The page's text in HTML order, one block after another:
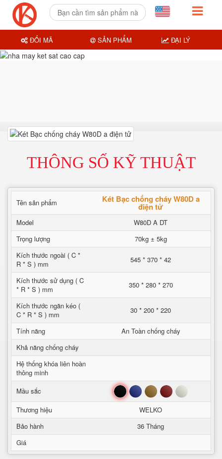
THÔNG SỐ KỸ THUẬT
Tên sản phẩm Két Bạc chống cháy W80D a
điện tử
Model
W80D A DT
Trọng lượng
70kg ± 5kg
Kích thước ngoài ( C *
R * S ) mm
545 * 370 * 42
Kích thước sử dụng ( C
* R * S ) mm
350 * 280 * 270
Kích thước ngăn kéo (
C * R * S ) mm
30 * 200 * 220
Tính năng
An Toàn chống cháy
Khả năng chống cháy
Hệ thống khóa liên hoàn
thông minh
Mầu sắc
Đen Xanh Nâu Đỏ Trắng
Thương hiệu
WELKO
Bảo hành
36 Tháng
Giá
ĐỔI MÃ SẢN PHẨM ĐẠI LÝ